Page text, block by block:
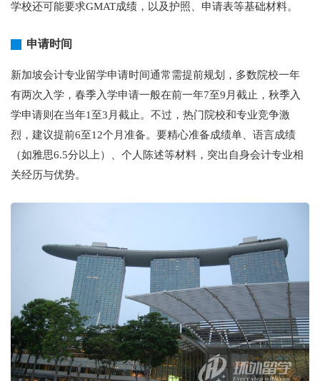
学校还可能要求GMAT成绩，以及护照、申请表等基础材料。
申请时间
新加坡会计专业留学申请时间通常需提前规划，多数院校一年
有两次入学，春季入学申请一般在前一年7至9月截止，秋季入
学申请则在当年1至3月截止。不过，热门院校和专业竞争激
烈，建议提前6至12个月准备。要精心准备成绩单、语言成绩
（如雅思6.5分以上）、个人陈述等材料，突出自身会计专业相
关经历与优势。